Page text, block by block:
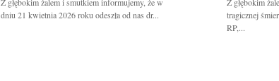
dniu 21 kwietnia 2026 roku odeszła od nas dr...
tragicznej
RP,...